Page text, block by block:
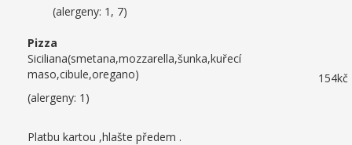
(alergeny: 1, 7)
Pizza
Siciliana(smetana,mozzarella,šunka,kuřecí
maso,cibule,oregano)
(alergeny: 1)
154kč
Platbu kartou ,hlašte předem .